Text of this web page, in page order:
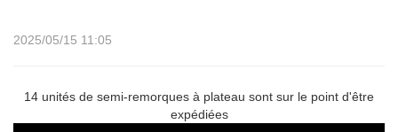
2025/05/15 11:05
14 unités de semi-remorques à plateau sont sur le point d'être
expédiées